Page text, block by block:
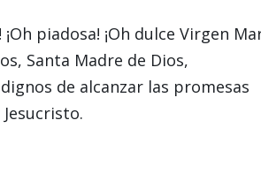
piadosa! ¡Oh dulce Virgen
Santa Madre de Dios,
de alcanzar las promesas